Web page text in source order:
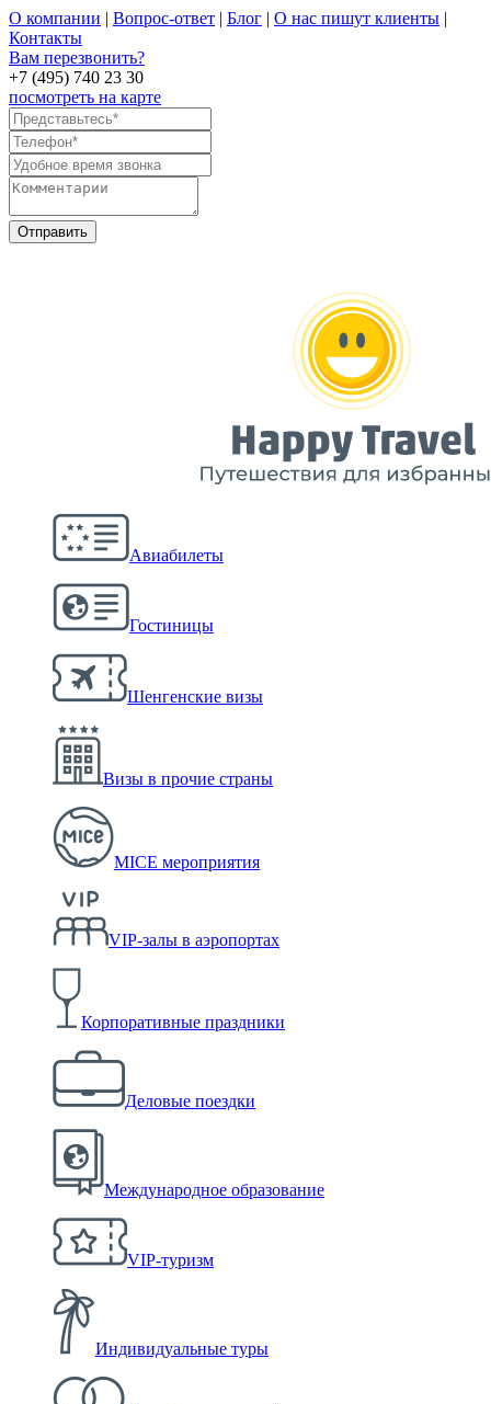
О компании | Вопрос-ответ | Блог | О нас пишут клиенты |
Контакты
Вам перезвонить?
+7 (495) 740 23 30
посмотреть на карте
Авиабилеты
Гостиницы
Шенгенские визы
Визы в прочие страны
MICE мероприятия
VIP-залы в аэропортах
Корпоративные праздники
Деловые поездки
Международное образование
VIP-туризм
Индивидуальные туры